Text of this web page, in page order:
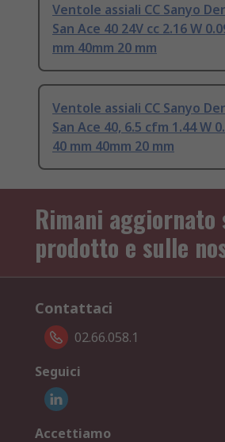
Ventole assiali CC Sanyo
San Ace 40 24V cc 2.16 W
mm 40mm 20 mm
Ventole assiali CC Sanyo
San Ace 40, 6.5 cfm 1.44 W
40 mm 40mm 20 mm
Rimani
prodotto e sulle
Contattaci
02.66.058.1
Seguici
Accettiamo